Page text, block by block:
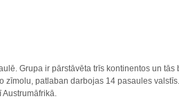
Grupa ir pārstāvēta trīs kontinentos un tās
patlaban darbojas 14 pasaules